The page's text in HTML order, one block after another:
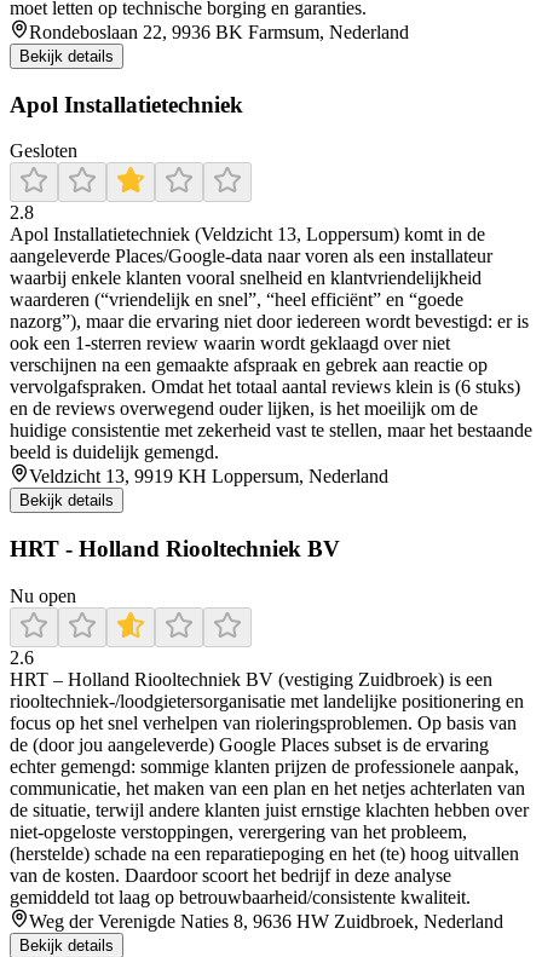
moet letten op technische borging en garanties.
Rondeboslaan 22, 9936 BK Farmsum, Nederland
Bekijk details
Apol Installatietechniek
Gesloten
2.8
Apol Installatietechniek (Veldzicht 13, Loppersum) komt in de
aangeleverde Places/Google-data naar voren als een installateur
waarbij enkele klanten vooral snelheid en klantvriendelijkheid
waarderen (“vriendelijk en snel”, “heel efficiënt” en “goede
nazorg”), maar die ervaring niet door iedereen wordt bevestigd: er is
ook een 1-sterren review waarin wordt geklaagd over niet
verschijnen na een gemaakte afspraak en gebrek aan reactie op
vervolgafspraken. Omdat het totaal aantal reviews klein is (6 stuks)
en de reviews overwegend ouder lijken, is het moeilijk om de
huidige consistentie met zekerheid vast te stellen, maar het bestaande
beeld is duidelijk gemengd.
Veldzicht 13, 9919 KH Loppersum, Nederland
Bekijk details
HRT - Holland Riooltechniek BV
Nu open
2.6
HRT – Holland Riooltechniek BV (vestiging Zuidbroek) is een
riooltechniek-/loodgietersorganisatie met landelijke positionering en
focus op het snel verhelpen van rioleringsproblemen. Op basis van
de (door jou aangeleverde) Google Places subset is de ervaring
echter gemengd: sommige klanten prijzen de professionele aanpak,
communicatie, het maken van een plan en het netjes achterlaten van
de situatie, terwijl andere klanten juist ernstige klachten hebben over
niet-opgeloste verstoppingen, verergering van het probleem,
(herstelde) schade na een reparatiepoging en het (te) hoog uitvallen
van de kosten. Daardoor scoort het bedrijf in deze analyse
gemiddeld tot laag op betrouwbaarheid/consistente kwaliteit.
Weg der Verenigde Naties 8, 9636 HW Zuidbroek, Nederland
Bekijk details